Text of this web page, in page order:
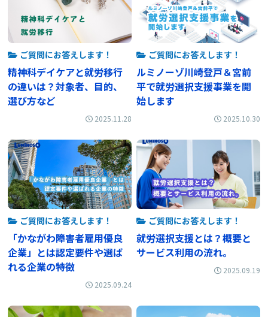
ご質問にお答えします！
精神科デイケアと就労移行
の違いは？対象者、目的、
選び方など
2025.11.28
ご質問にお答えします！
ルミノーゾ川崎登戸＆宮前
平で就労選択支援事業を開
始します
2025.10.30
ご質問にお答えします！
「かながわ障害者雇用優良
企業」とは認定要件や選ば
れる企業の特徴
2025.09.24
ご質問にお答えします！
就労選択支援とは？概要と
サービス利用の流れ。
2025.09.19